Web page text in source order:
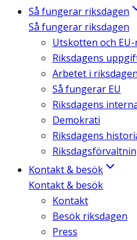
Så fungerar riksdagen
Så fungerar riksdagen
Utskotten och
Riksdagens
Arbetet i riksdagen
Så fungerar EU
Riksdagens
Demokrati
Riksdagens
Kontakt & besök
Kontakt & besök
Kontakt
Besök riksdagen
Press